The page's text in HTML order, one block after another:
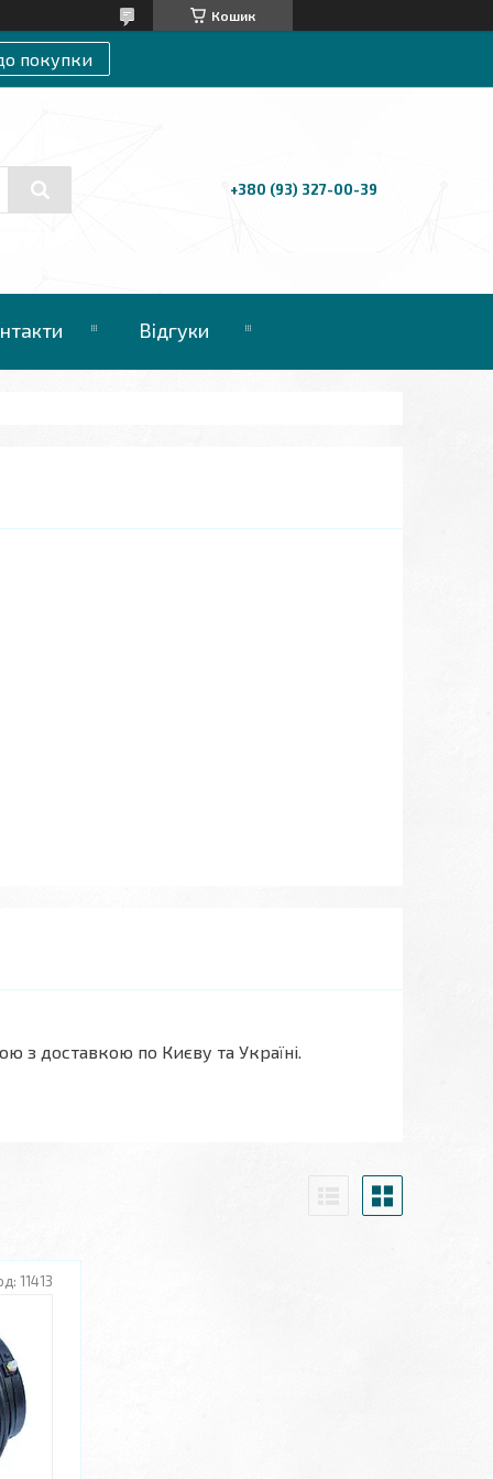
Кошик
покупки
+380 (93) 327-00-39
Відгуки
з доставкою по Києву та Україні.
11413